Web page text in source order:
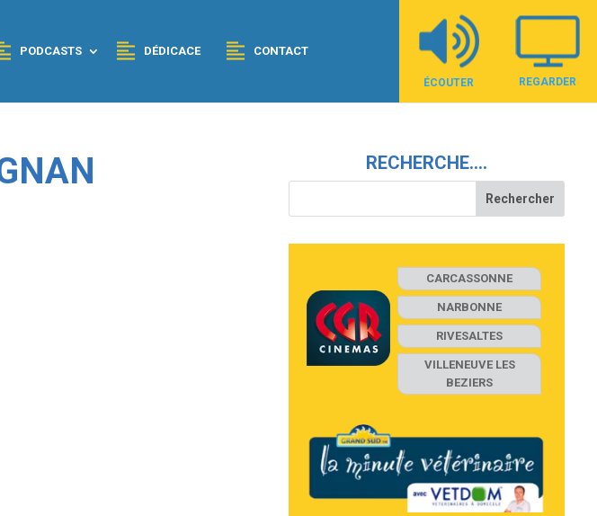
PODCASTS DÉDICACE CONTACT
ÉCOUTER REGARDER
RECHERCHE….
CARCASSONNE
NARBONNE
RIVESALTES
VILLENEUVE LES
BEZIERS